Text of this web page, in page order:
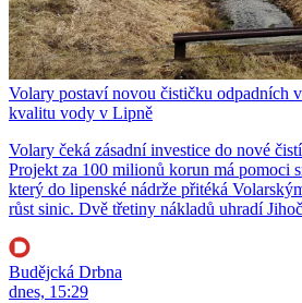
Volary postaví novou čističku odpadních
kvalitu vody v Lipně
Volary čeká zásadní investice do nové
Projekt za 100 milionů korun má pomoci
který do lipenské nádrže přitéká
růst sinic. Dvě třetiny nákladů uhradí
Budějcká Drbna
dnes, 15:29